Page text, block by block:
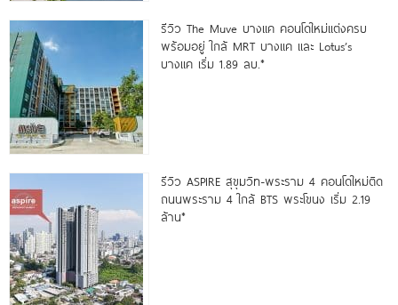
รีวิว The Muve บางแค คอนโดใหม่แต่งครบ
พร้อมอยู่ ใกล้ MRT บางแค และ Lotus’s
บางแค เริ่ม 1.89 ลบ.*
รีวิว ASPIRE สุขุมวิท-พระราม 4 คอนโดใหม่ติด
ถนนพระราม 4 ใกล้ BTS พระโขนง เริ่ม 2.19
ล้าน*